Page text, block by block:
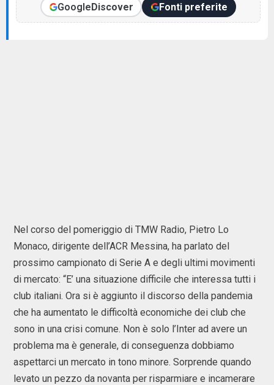
GoogleDiscover Fonti preferite
Nel corso del pomeriggio di TMW Radio, Pietro Lo
Monaco, dirigente dell’ACR Messina, ha parlato del
prossimo campionato di Serie A e degli ultimi movimenti
di mercato: “E’ una situazione difficile che interessa tutti i
club italiani. Ora si è aggiunto il discorso della pandemia
che ha aumentato le difficoltà economiche dei club che
sono in una crisi comune. Non è solo l’Inter ad avere un
problema ma è generale, di conseguenza dobbiamo
aspettarci un mercato in tono minore. Sorprende quando
levato un pezzo da novanta per risparmiare e incamerare